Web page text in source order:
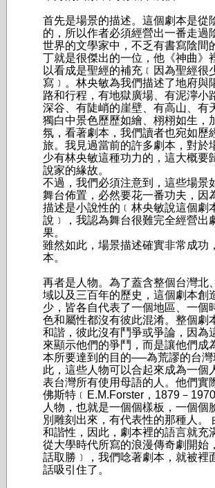
首先是場景的描述。這個劇本是從
的，所以作者必須經營出一番走過
世界的文學家中，不乏有書寫陰間
丁就是很傑出的一位，他《神曲》
以看成是聖經的補充﹝因為聖經很
寫﹞。林央敏為我們描述了地府與
路和行程，有地獄廣場、有泥濘小
深谷、有陡峭的崖壁、有高山、有
獨白中景色歷歷如繪、栩栩如生，
氛，看著劇本，我們讀者也宛如歷
旅。我見過當前的許多劇本，對於
少有林央敏這種功力的，這大概要
說家的緣故。
不過，我們必須注意到，這些場景
舞台佈置，必然要花一番功夫，因
描述是小說性的﹝林央敏說這個劇
說﹞，我認為舞台很難完全經營出
果。
雖然如此，場景描述確實非常成功
本。
再者是人物。為了蓋含整個台灣北
域以及三百年的歷史，這個劇本創
少，皆各自代表了一個地區、一個
色和屬性都沒有彼此混淆。整個劇
和諧，彼此沒有鬥爭或爭論，因為
來顯示他們的爭鬥，而是讓他們成
本所要達到的目的──為荒謬的台灣
此，這些人物可以合起來成為一個
表台灣所有使用母語的人。他們實
佛斯特﹝E.M.Forster，1879－
人物，也就是一個個樣板，一個個
別雕刻出來，有代表性的那種人。
和諧性，因此，劇本裡的語言就充
從大學時代所寫的浪漫傳奇劇開始
話取勝﹞，我們唸著劇本，就被裡
話吸引住了。